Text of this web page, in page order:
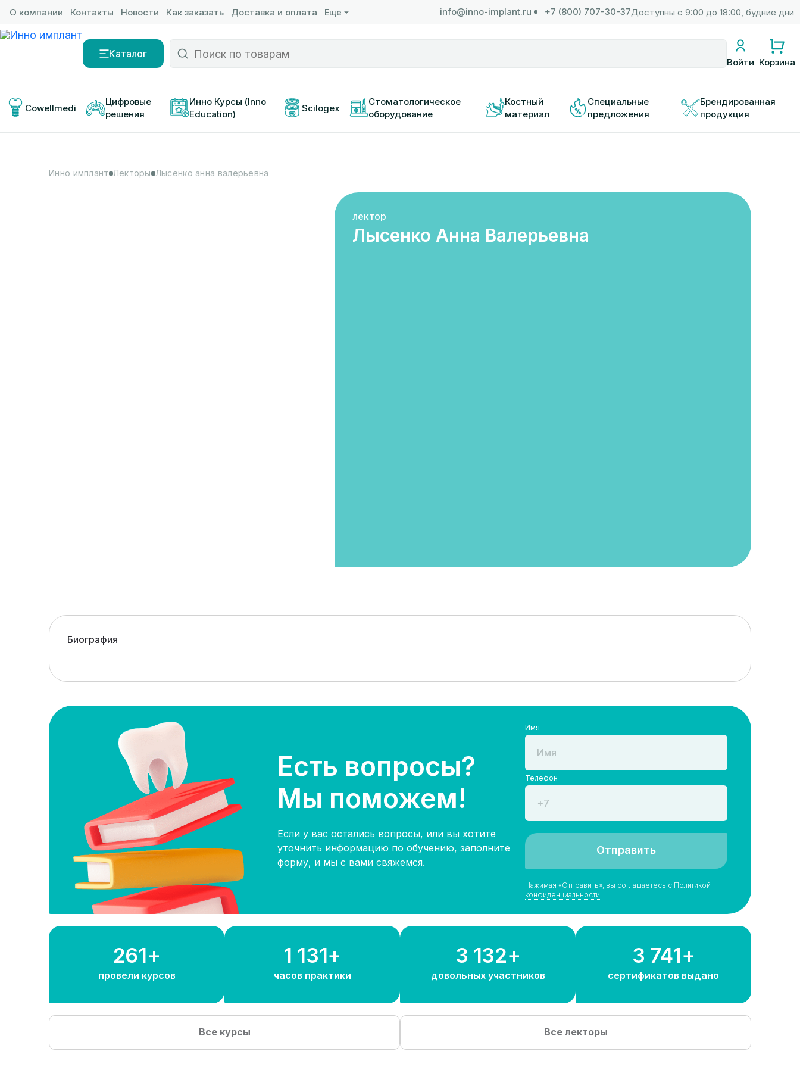
О компании Контакты Новости Как заказать Доставка и оплата Еще info@inno-implant.ru +7 (800) 707-30-37Доступны с 9:00 до 18:00, будние дни
Каталог
Войти Корзина
Cowellmedi
Цифровые
решения
Инно Курсы (Inno
Education)
Scilogex
Стоматологическое
оборудование
Костный
материал
Специальные
предложения
Брендированная
продукция
Инно имплант Лекторы Лысенко анна валерьевна
лектор
Лысенко Анна Валерьевна
Биография
Есть вопросы?
Мы поможем!
Если у вас остались вопросы, или вы хотите
уточнить информацию по обучению, заполните
форму, и мы с вами свяжемся.
Имя
Телефон
Отправить
Нажимая «Отправить», вы соглашаетесь с Политикой
конфиденциальности
300+
провели курсов
1 300+
часов практики
3 600+
довольных участников
4 300+
сертификатов выдано
Все курсы Все лекторы